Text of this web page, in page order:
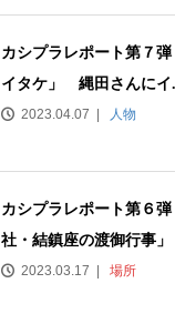
カシプラレポート第７
イタケ」 縄田さんにイ
2023.04.07 人物
カシプラレポート第６
社・結鎮座の渡御行事」
2023.03.17 場所